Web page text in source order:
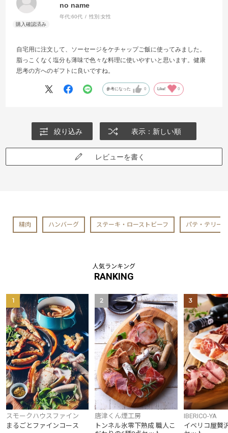
no name
年代:60代 性別:女性
自宅用に注文して、ソーセージをケチャップご飯に使ってみました。
脂っこくなく塩分も薄味で色々な料理に使いやすいと思います。健康
思考の方へのギフトに良いですね。
参考になった 0 Like! 0
絞り込み 表示：新しい順
レビューを書く
精肉 ハンバーグ ステーキ・ローストビーフ パテ・テリーヌ
人気ランキング
RANKING
1
スモークハウスファイン
まるごとファインコース
2
唐津くん煙工房
トンネル氷零下熟成 職人こ
3
IBERICO-YA
イベリコ屋贅